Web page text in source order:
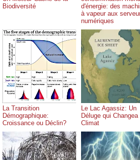
Biodiversité
d'énergie: des
à vapeur aux
numériques
La Transition
Démographique:
Croissance ou Déclin?
Le Lac Agassiz: Un
Déluge qui Changea
Climat